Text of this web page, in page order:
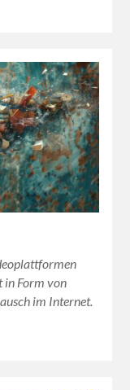
in Form von
im Internet.